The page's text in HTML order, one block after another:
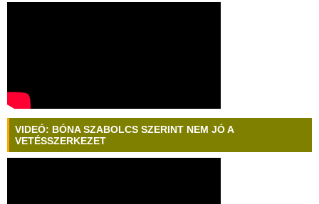
VIDEÓ: BÓNA SZABOLCS SZERINT NEM JÓ A
VETÉSSZERKEZET